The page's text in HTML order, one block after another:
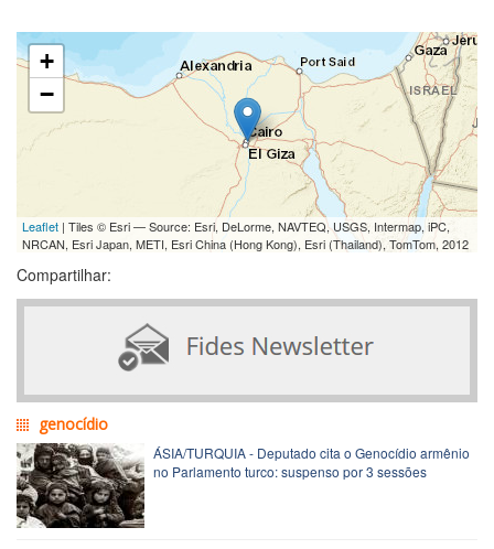
+
−
Leaflet | Tiles © Esri — Source: Esri, DeLorme, NAVTEQ, USGS, Intermap, iPC,
NRCAN, Esri Japan, METI, Esri China (Hong Kong), Esri (Thailand), TomTom, 2012
Compartilhar:
genocídio
ÁSIA/TURQUIA - Deputado cita o Genocídio armênio
no Parlamento turco: suspenso por 3 sessões